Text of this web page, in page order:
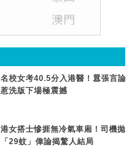
名校女考40.5分入港醫！囂張言論
惹洗版下場極震撼
港女搭士慘捱無冷氣車廂！司機拋
「29蚊」偉論揭驚人結局